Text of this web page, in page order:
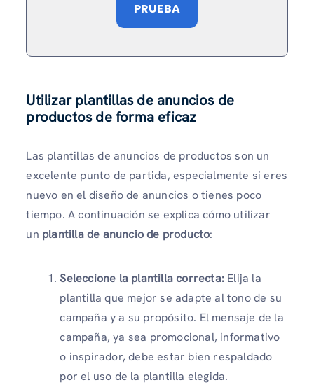
PRUEBA
Utilizar plantillas de anuncios de
productos de forma eficaz
Las plantillas de anuncios de productos son un
excelente punto de partida, especialmente si eres
nuevo en el diseño de anuncios o tienes poco
tiempo. A continuación se explica cómo utilizar
un plantilla de anuncio de producto:
Seleccione la plantilla correcta: Elija la
plantilla que mejor se adapte al tono de su
campaña y a su propósito. El mensaje de la
campaña, ya sea promocional, informativo
o inspirador, debe estar bien respaldado
por el uso de la plantilla elegida.